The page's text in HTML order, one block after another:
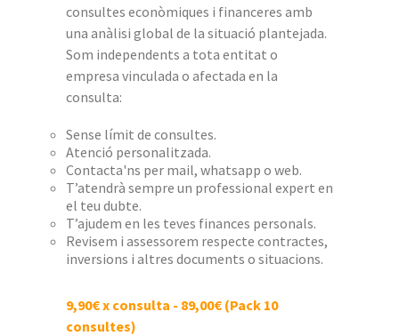
consultes econòmiques i financeres amb
una anàlisi global de la situació plantejada.
Som independents a tota entitat o
empresa vinculada o afectada en la
consulta:
Sense límit de consultes.
Atenció personalitzada.
Contacta'ns per mail, whatsapp o web.
T’atendrà sempre un professional expert en
el teu dubte.
T’ajudem en les teves finances personals.
Revisem i assessorem respecte contractes,
inversions i altres documents o situacions.
9,90€ x consulta - 89,00€ (Pack 10
consultes)